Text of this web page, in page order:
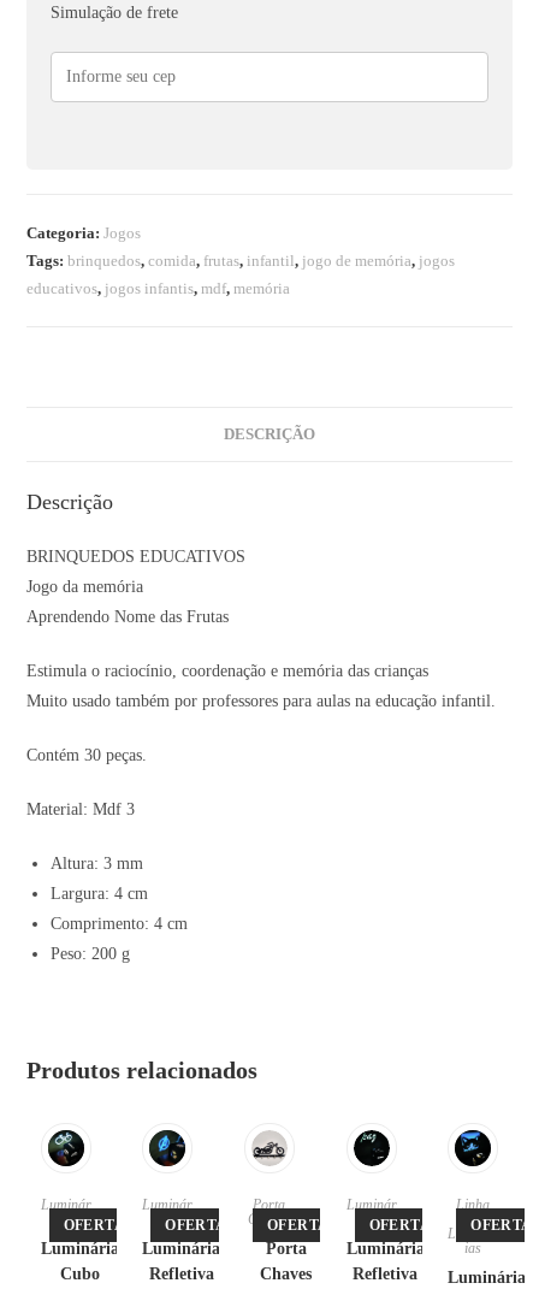
Simulação de frete
Categoria:Jogos
Tags:brinquedos,comida, frutas,infantil, jogo de memória, jogos
educativos, jogos infantis,mdf,memória
DESCRIÇÃO
Descrição
BRINQUEDOS EDUCATIVOS
Jogo da memória
Aprendendo Nome das Frutas
Estimula o raciocínio, coordenação e memória das crianças
Muito usado também por professores para aulas na educação infantil.
Contém 30 peças.
Material: Mdf 3
Altura: 3 mm
Largura: 4 cm
Comprimento: 4 cm
Peso: 200 g
Produtos relacionados
OFERTA!
Luminár
ias
Luminária
Cubo
OFERTA!
Luminár
ias
Luminária
Refletiva
OFERTA!
Porta
Chaves
Porta
Chaves
OFERTA!
Luminár
ias
Luminária
Refletiva
OFERTA!
Linha
Pet,
Luminár
ias
Luminária